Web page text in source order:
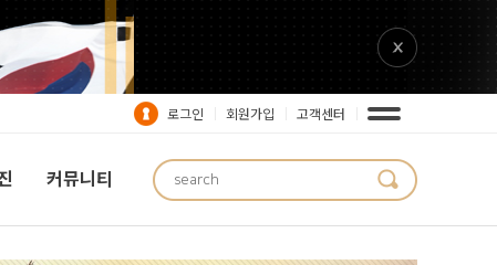
로그인 회원가입 고객센터
커뮤니티